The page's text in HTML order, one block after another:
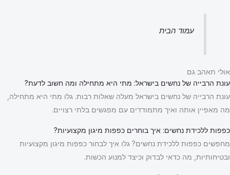
עמוד הבית
אולי תאהב גם
עונת הרבייה של נחשים בישראל: מתי היא מתחילה ומה חשוב לדעת?
עונת הרבייה של נחשים בישראל מעלה שאלות רבות. גלו מתי היא מתחילה,
מה מאפיין אותה ואיך מתמודדים עם מפגשים בלתי רצויים.
כפפות ללכידת נחשים: איך בוחרים כפפות מיגון מקצועיות?
מחפשים כפפות ללכידת נחשים? גלו איך לבחור כפפות מיגון מקצועיות
ובטיחותיות, מה כדאי לבדוק וכיצד למנוע הכשות.